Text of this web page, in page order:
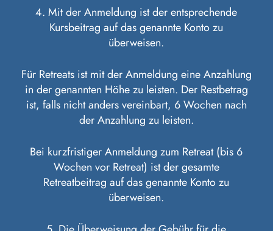
4. Mit der Anmeldung ist der entsprechende
Kursbeitrag auf das genannte Konto zu
überweisen.
Für Retreats ist mit der Anmeldung eine Anzahlung
in der genannten Höhe zu leisten. Der Restbetrag
ist, falls nicht anders vereinbart, 6 Wochen nach
der Anzahlung zu leisten.
Bei kurzfristiger Anmeldung zum Retreat (bis 6
Wochen vor Retreat) ist der gesamte
Retreatbeitrag auf das genannte Konto zu
überweisen.